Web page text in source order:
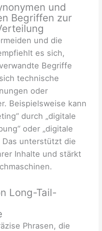
und
Begriffen zur
und die
es sich,
Begriffe
technische
oder
Beispielsweise kann
durch „digitale
oder „digitale
Das unterstützt die
Inhalte und stärkt
Long-Tail-
Phrasen, die